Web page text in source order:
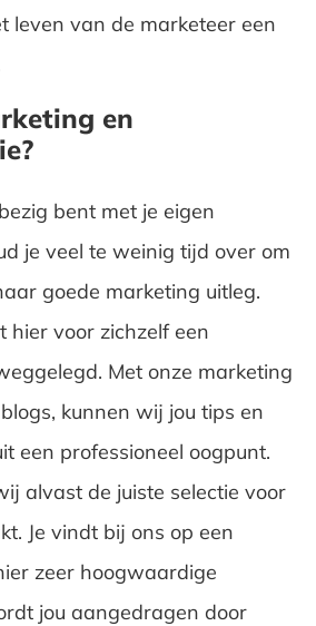
leven van de marketeer een
en
bent met je eigen
je veel te weinig tijd over om
goede marketing uitleg.
hier voor zichzelf een
Met onze marketing
kunnen wij jou tips en
een professioneel oogpunt.
alvast de juiste selectie voor
Je vindt bij ons op een
zeer hoogwaardige
jou aangedragen door